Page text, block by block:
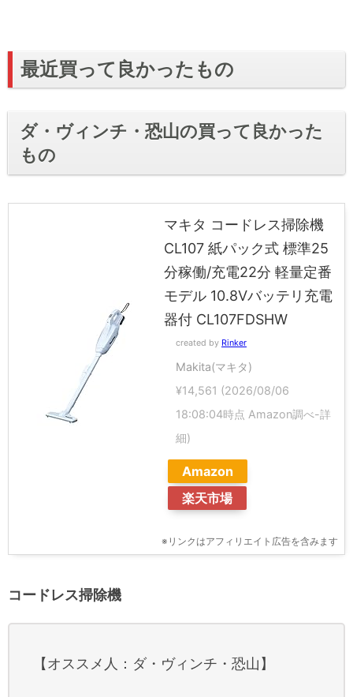
最近買って良かったもの
ダ・ヴィンチ・恐山の買って良かった
もの
マキタ コードレス掃除機
CL107 紙パック式 標準25
分稼働/充電22分 軽量定番
モデル 10.8Vバッテリ充電
器付 CL107FDSHW
created by Rinker
Makita(マキタ)
¥14,561 (2026/08/06
18:08:04時点 Amazon調べ-詳
細)
Amazon
楽天市場
※リンクはアフィリエイト広告を含みます
コードレス掃除機
【オススメ人：ダ・ヴィンチ・恐山】